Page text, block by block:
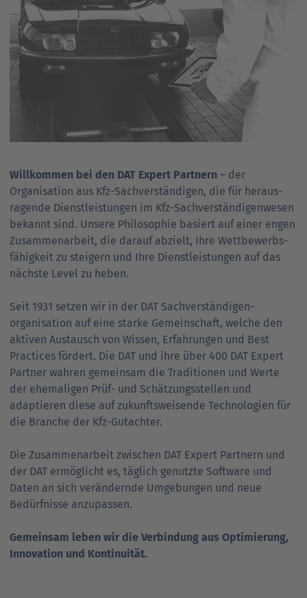
Willkommen bei den DAT Expert Partnern – der
Organisation aus Kfz-Sach­verständigen, die für heraus­
ragende Dienst­leistungen im Kfz-Sach­verständigen­wesen
bekannt sind. Unsere Philo­sophie basiert auf einer engen
Zusammen­arbeit, die darauf abzielt, Ihre Wett­bewerbs­
fähigkeit zu steigern und Ihre Dienst­leistungen auf das
nächste Level zu heben.
Seit 1931 setzen wir in der DAT Sach­verständigen­
organisation auf eine starke Gemein­schaft, welche den
aktiven Austausch von Wissen, Erfahrungen und Best
Practices fördert. Die DAT und ihre über 400 DAT Expert
Partner wahren gemeinsam die Traditionen und Werte
der ehemaligen Prüf- und Schätzungs­stellen und
adaptieren diese auf zukunfts­weisende Techno­logien für
die Branche der Kfz-Gutachter.
Die Zusammen­arbeit zwischen DAT Expert Partnern und
der DAT ermöglicht es, täglich genutzte Software und
Daten an sich verändernde Umgebungen und neue
Bedürfnisse anzupassen.
Gemeinsam leben wir die Verbindung aus Optimierung,
Innovation und Kontinuität.